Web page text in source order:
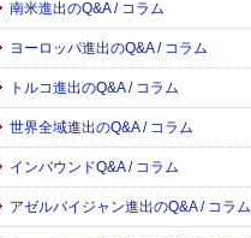
南米進出のQ&A / コラム
ヨーロッパ進出のQ&A / コラム
トルコ進出のQ&A / コラム
世界全域進出のQ&A / コラム
インバウンドQ&A / コラム
アゼルバイジャン進出のQ&A / コラム